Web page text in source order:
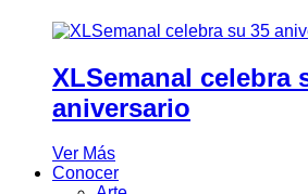
XLSemanal celebra
aniversario
Ver Más
Conocer